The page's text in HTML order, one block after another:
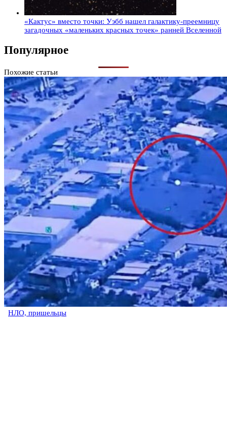
«Кактус» вместо точки: Уэбб нашел галактику-преемницу
загадочных «маленьких красных точек» ранней Вселенной
Популярное
Похожие статьи
НЛО, пришельцы